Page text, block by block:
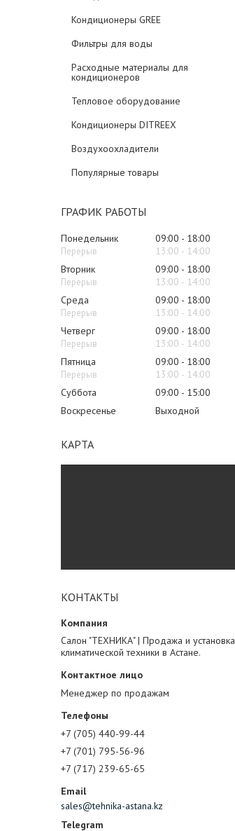
Кондиционеры GREE
Фильтры для воды
Расходные материалы для
кондиционеров
Тепловое оборудование
Кондиционеры DITREEX
Воздухоохладители
Популярные товары
ГРАФИК РАБОТЫ
Понедельник 09:00
18:00
13:00
14:00
Вторник
09:00
18:00
13:00
14:00
Среда
09:00
18:00
13:00
14:00
Четверг
09:00
18:00
13:00
14:00
Пятница
09:00
18:00
13:00
14:00
Суббота
09:00
15:00
Воскресенье
Выходной
КАРТА
КОНТАКТЫ
Салон "ТЕХНИКА" | Продажа и установка
климатической техники в Астане.
Менеджер по продажам
+7 (705) 440-99-44
+7 (701) 795-56-96
+7 (717) 239-65-65
sales@tehnika-astana.kz